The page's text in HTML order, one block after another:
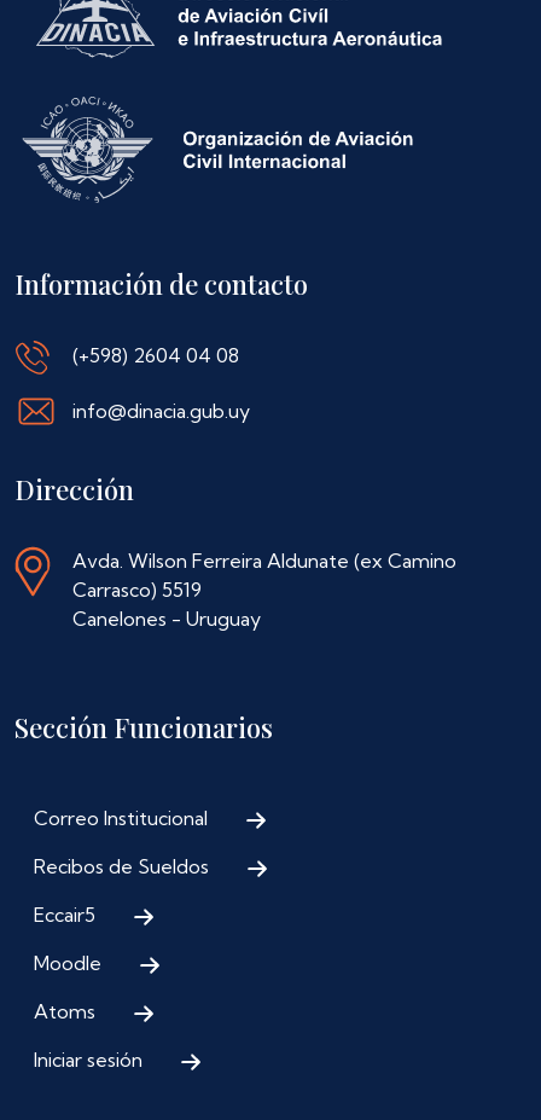
Información de contacto
(+598) 2604 04 08
info@dinacia.gub.uy
Dirección
Avda. Wilson Ferreira Aldunate (ex Camino
Carrasco) 5519
Canelones - Uruguay
Sección Funcionarios
Correo Institucional
Recibos de Sueldos
Eccair5
Moodle
Atoms
Iniciar sesión